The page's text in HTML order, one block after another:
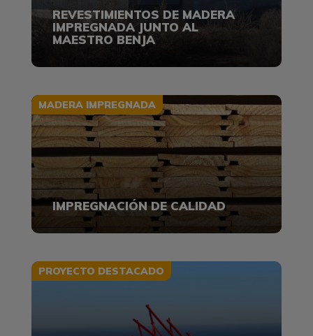
REVESTIMIENTOS DE MADERA
IMPREGNADA JUNTO AL
MAESTRO BENJA
MADERA IMPREGNADA
IMPREGNACIÓN DE CALIDAD
PROYECTO DESTACADO